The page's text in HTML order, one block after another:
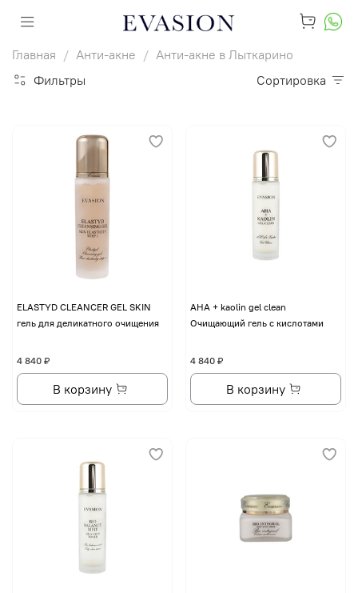
Главная Анти-акне
Анти-акне в Лыткарино
Фильтры
Сортировка
ELASTYD CLEANCER GEL SKIN
гель для деликатного очищения
4 840 ₽
В корзину
AHA + kaolin gel clean
Очищающий гель с кислотами
4 840 ₽
В корзину